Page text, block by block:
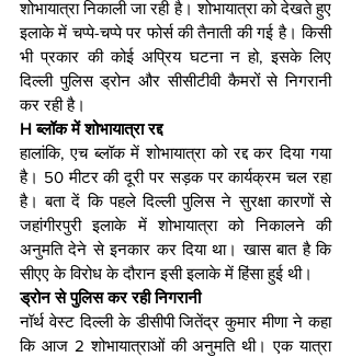
शोभायात्रा निकाली जा रही है। शोभायात्रा को देखते हुए
इलाके में चप्पे-चप्पे पर फोर्स की तैनाती की गई है। किसी
भी प्रकार की कोई अप्रिय घटना न हो, इसके लिए
दिल्ली पुलिस ड्रोन और सीसीटीवी कैमरों से निगरानी
कर रही है।
H ब्लॉक में शोभायात्रा रद्द
हालांकि, एच ब्लॉक में शोभायात्रा को रद्द कर दिया गया
है। 50 मीटर की दूरी पर सड़क पर कार्यक्रम चल रहा
है। बता दें कि पहले दिल्ली पुलिस ने सुरक्षा कारणों से
जहांगीरपुरी इलाके में शोभायात्रा को निकालने की
अनुमति देने से इनकार कर दिया था। खास बात है कि
सीएए के विरोध के दौरान इसी इलाके में हिंसा हुई थी।
ड्रोन से पुलिस कर रही निगरानी
नॉर्थ वेस्ट दिल्ली के डीसीपी जितेंद्र कुमार मीणा ने कहा
कि आज 2 शोभायात्राओं की अनुमति थी। एक यात्रा